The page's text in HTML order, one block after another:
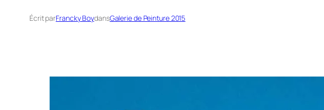
Écrit parFrancky BoydansGalerie de Peinture 2015